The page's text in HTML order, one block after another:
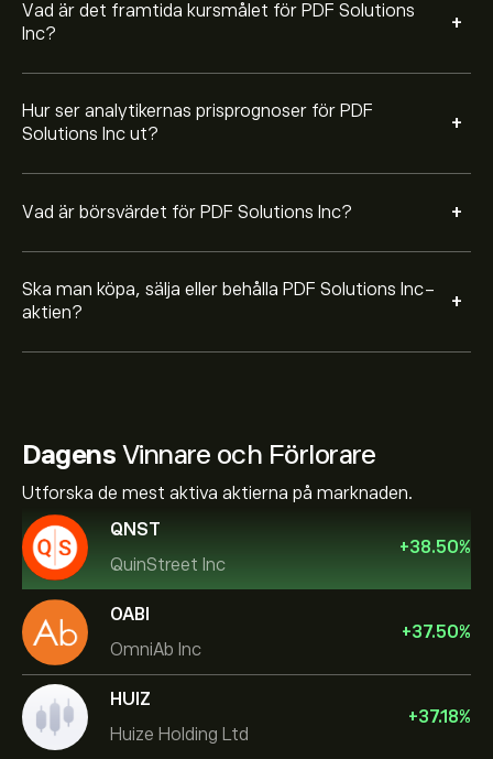
Vad är det framtida kursmålet för PDF Solutions
Inc?
+
Hur ser analytikernas prisprognoser för PDF
Solutions Inc ut?
+
Vad är börsvärdet för PDF Solutions Inc? +
Ska man köpa, sälja eller behålla PDF Solutions Inc-
aktien?
+
Dagens Vinnare och Förlorare
Utforska de mest aktiva aktierna på marknaden.
QNST
QuinStreet Inc
+38.50%
OABI
OmniAb Inc
+37.50%
HUIZ
Huize Holding Ltd
+37.18%